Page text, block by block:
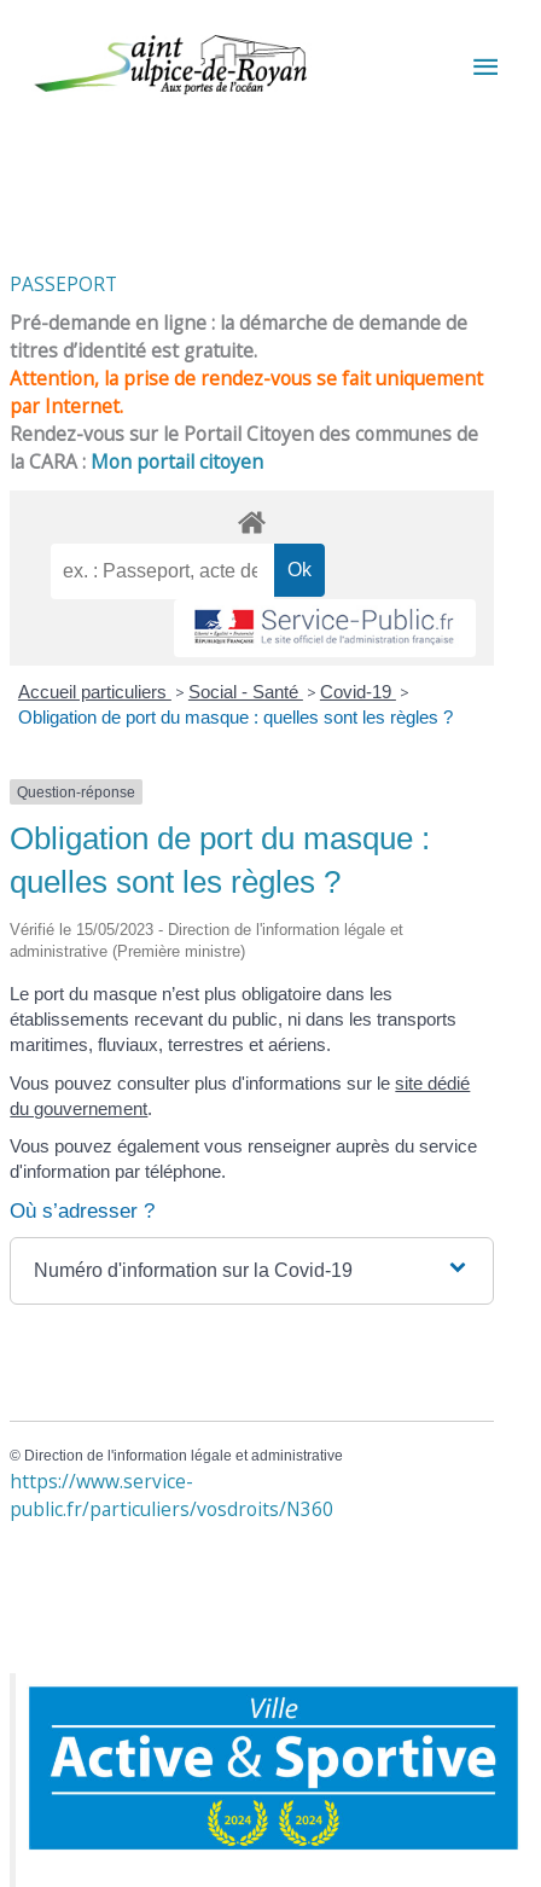
PASSEPORT
Pré-demande en ligne : la démarche de demande de
titres d’identité est gratuite.
Attention, la prise de rendez-vous se fait uniquement
par Internet.
Rendez-vous sur le Portail Citoyen des communes de
la CARA : Mon portail citoyen
Accueil particuliers > Social - Santé > Covid-19 >
Obligation de port du masque : quelles sont les règles ?
Question-réponse
Obligation de port du masque :
quelles sont les règles ?
Vérifié le 15/05/2023 - Direction de l'information légale et
administrative (Première ministre)
Le port du masque n’est plus obligatoire dans les
établissements recevant du public, ni dans les transports
maritimes, fluviaux, terrestres et aériens.
Vous pouvez consulter plus d'informations sur lesite dédié
du gouvernement.
Vous pouvez également vous renseigner auprès du service
d'information par téléphone.
Où s’adresser ?
Numéro d'information sur la Covid-19
© Direction de l'information légale et administrative
https://www.service-
public.fr/particuliers/vosdroits/N360